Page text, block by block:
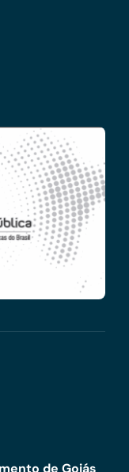
de Goiás